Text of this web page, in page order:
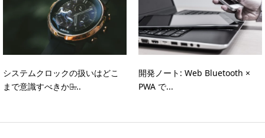
システムクロックの扱いはどこ
まで意識すべきか？̶...
開発ノート: Web Bluetooth ×
PWA で...